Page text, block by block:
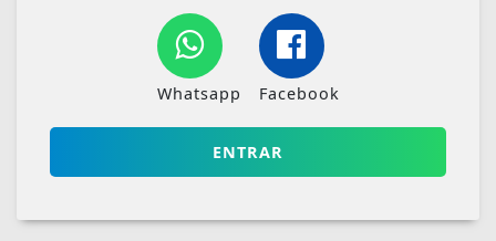
Whatsapp Facebook
ENTRAR